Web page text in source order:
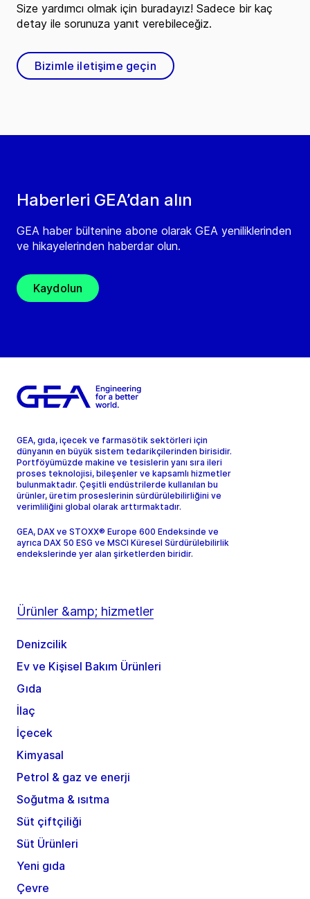
Haberleri GEA’dan alın
GEA haber bültenine abone olarak GEA yeniliklerinden
ve hikayelerinden haberdar olun.
Kaydolun
Size yardımcı olmak için buradayız! Sadece bir kaç
detay ile sorunuza yanıt verebileceğiz.
Bizimle iletişime geçin
GEA, gıda, içecek ve farmasötik sektörleri için
dünyanın en büyük sistem tedarikçilerinden birisidir.
Portföyümüzde makine ve tesislerin yanı sıra ileri
proses teknolojisi, bileşenler ve kapsamlı hizmetler
bulunmaktadır. Çeşitli endüstrilerde kullanılan bu
ürünler, üretim proseslerinin sürdürülebilirliğini ve
verimliliğini global olarak arttırmaktadır.
GEA, DAX ve STOXX® Europe 600 Endeksinde ve
ayrıca DAX 50 ESG ve MSCI Küresel Sürdürülebilirlik
endekslerinde yer alan şirketlerden biridir.
Ürünler &amp; hizmetler
Denizcilik
Ev ve Kişisel Bakım Ürünleri
Gıda
İlaç
İçecek
Kimyasal
Petrol & gaz ve enerji
Soğutma & ısıtma
Süt çiftçiliği
Süt Ürünleri
Yeni gıda
Çevre